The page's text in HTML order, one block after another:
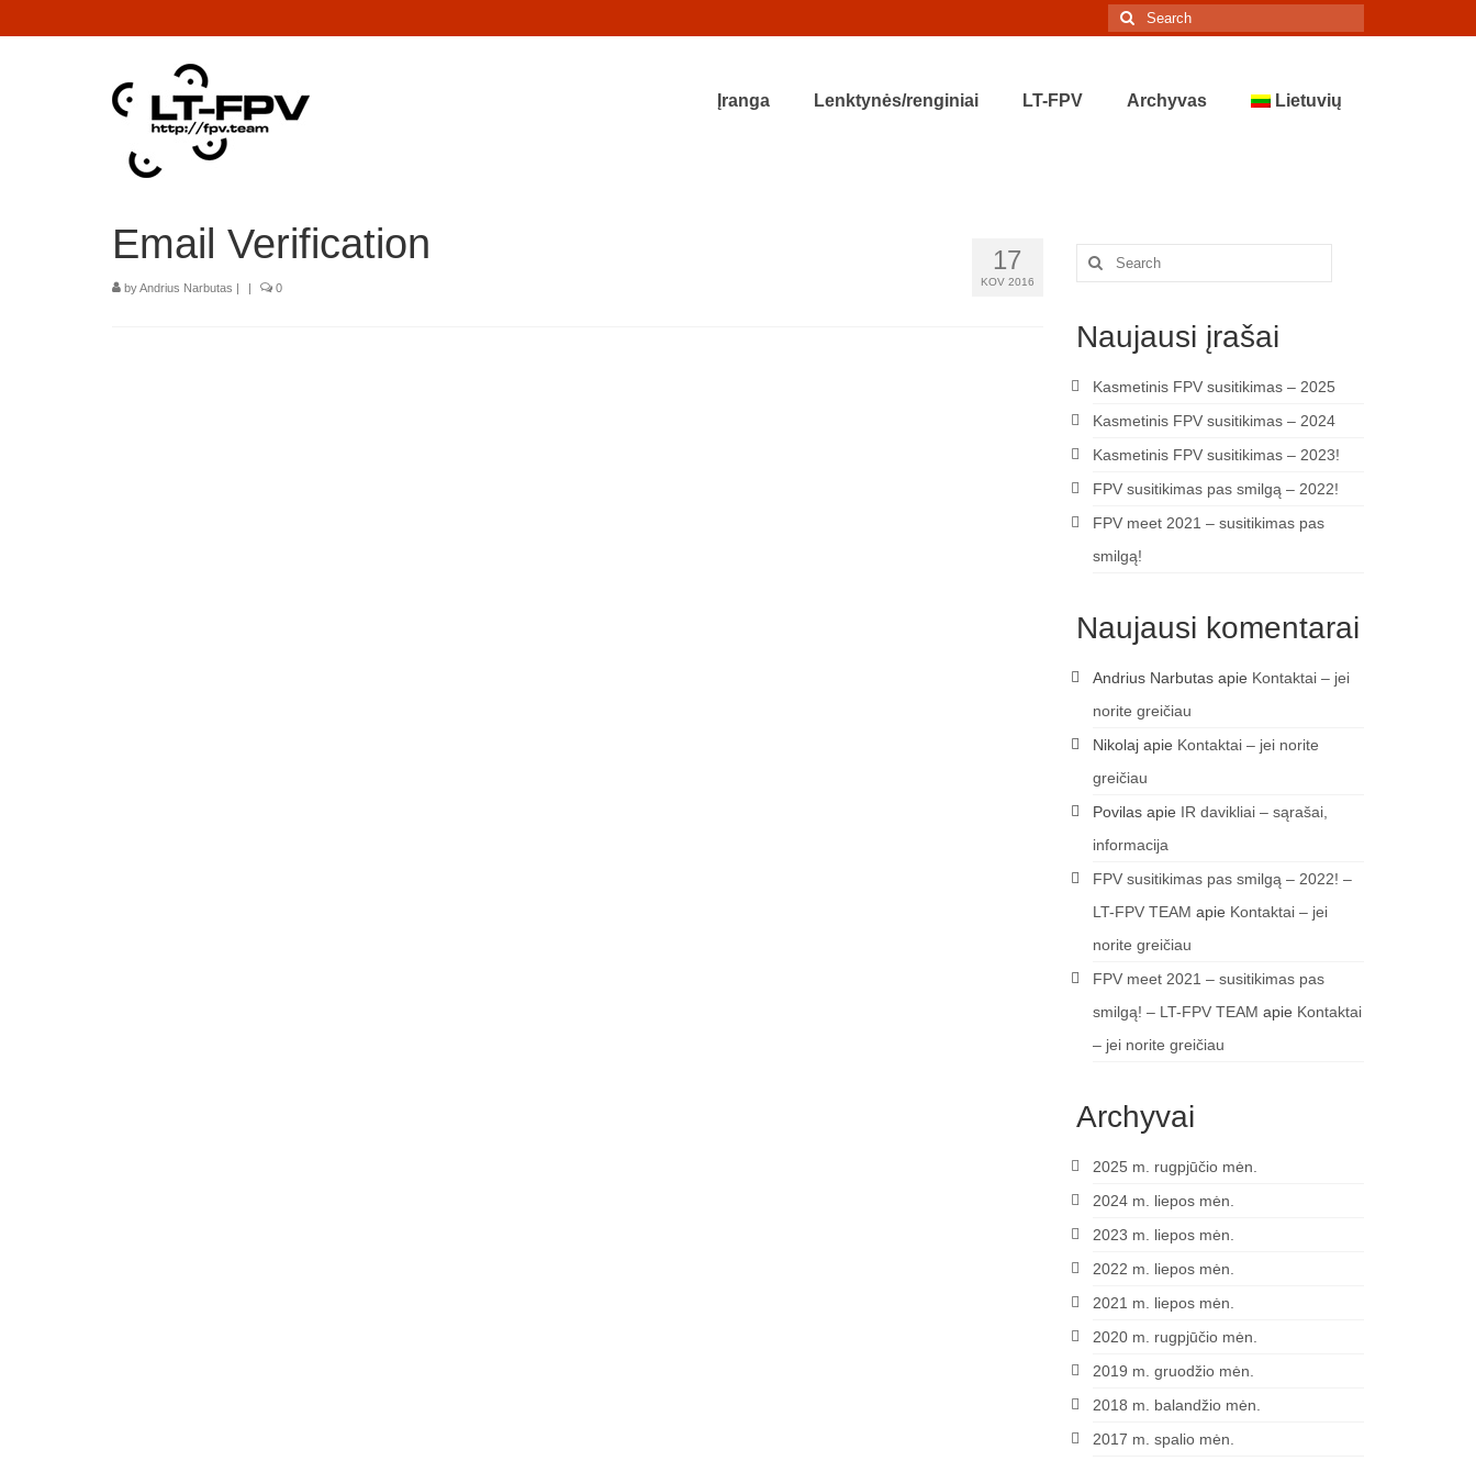
Search
for:
Įranga Lenktynės/renginiai LT-FPV Archyvas Lietuvių
17
KOV 2016
Email Verification
byAndrius Narbutas | | 0
Search
for:
Naujausi įrašai
Kasmetinis FPV susitikimas – 2025
Kasmetinis FPV susitikimas – 2024
Kasmetinis FPV susitikimas – 2023!
FPV susitikimas pas smilgą – 2022!
FPV meet 2021 – susitikimas pas
smilgą!
Naujausi komentarai
Andrius Narbutasapie Kontaktai – jei
norite greičiau
Nikolajapie Kontaktai – jei norite
greičiau
Povilasapie IR davikliai – sąrašai,
informacija
FPV susitikimas pas smilgą – 2022! –
LT-FPV TEAM apie Kontaktai – jei
norite greičiau
FPV meet 2021 – susitikimas pas
smilgą! – LT-FPV TEAM apie Kontaktai
– jei norite greičiau
Archyvai
2025 m. rugpjūčio mėn.
2024 m. liepos mėn.
2023 m. liepos mėn.
2022 m. liepos mėn.
2021 m. liepos mėn.
2020 m. rugpjūčio mėn.
2019 m. gruodžio mėn.
2018 m. balandžio mėn.
2017 m. spalio mėn.